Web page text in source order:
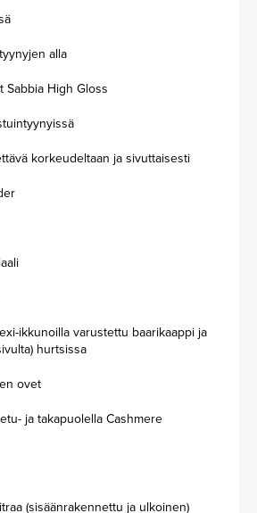
alla
Sabbia High Gloss
korkeudeltaan ja sivuttaisesti
ikkunoilla varustettu baarikaappi ja
hurtsissa
ovet
ja takapuolella Cashmere
(sisäänrakennettu ja ulkoinen)